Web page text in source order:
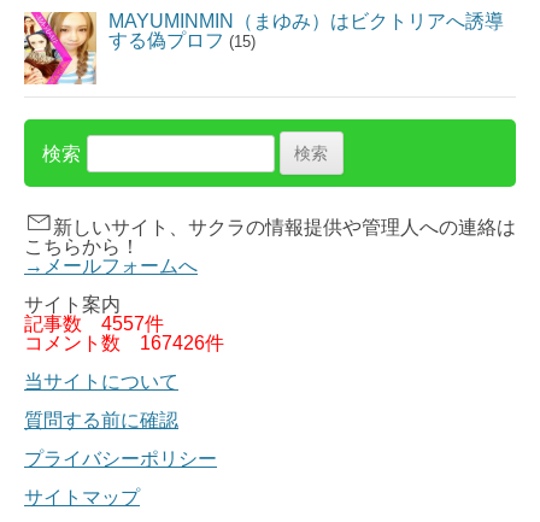
MAYUMINMIN（まゆみ）はビクトリアへ誘導
する偽プロフ (15)
検索
新しいサイト、サクラの情報提供や管理人への連絡は
こちらから！
→メールフォームへ
サイト案内
記事数 4557件
コメント数 167426件
当サイトについて
質問する前に確認
プライバシーポリシー
サイトマップ